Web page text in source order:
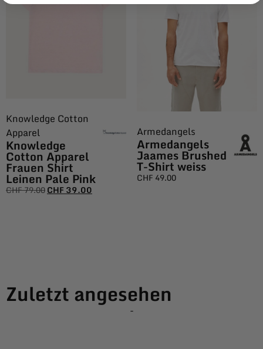
Knowledge Cotton
Apparel
Knowledge
Cotton Apparel
Frauen Shirt
Leinen Pale Pink
CHF79.00CHF 39.00
Armedangels
Armedangels
Jaames Brushed
T-Shirt weiss
CHF 49.00
Zuletzt angesehen
-